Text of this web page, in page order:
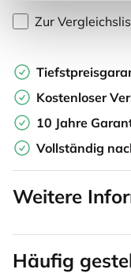
Zur
Kostenloser
10 Jahre
Vollständig
Weitere
Häufig